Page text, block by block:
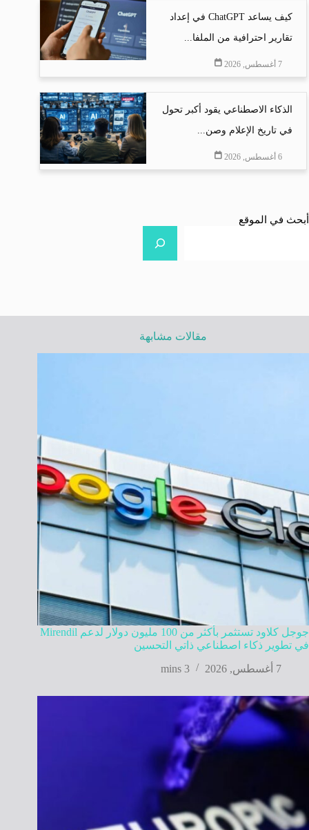
كيف يساعد ChatGPT في إعداد
تقارير احترافية من الملفا...
7 أغسطس, 2026
الذكاء الاصطناعي يقود أكبر تحول
في تاريخ الإعلام وصن...
6 أغسطس, 2026
أبحث في الموقع
مقالات مشابهة
جوجل كلاود تستثمر بأكثر من 100 مليون دولار لدعم Mirendil
في تطوير ذكاء اصطناعي ذاتي التحسين
7 أغسطس, 2026
3 mins